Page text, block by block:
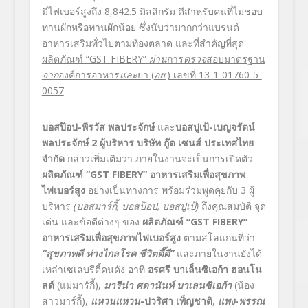
มีไฟเบอร์สูงถึง 8,842.5 มิลลิกรัม ดีสำหรับคนที่ไม่ชอบ
ทานผักหรือทานผักน้อย ซึ่งนับว่ามากกว่าแบรนด์
อาหารเสริมทั่วไปตามท้องตลาด และที่สำคัญที่สุด
ผลิตภัณฑ์ “GST FIBERY” ผ่านการตรวจสอบมาตรฐาน
จากองค์การอาหารและยา (อย.) เลขที่ 13-1-01760-5-
0057
บอสป๊อป-พีรวัส พลประจักษ์ และบอสปูเป้-เบญจรัตน์
พลประจักษ์ 2 ผู้บริหาร บริษัท กู๊ด เซนส์ ประเทศไทย
จำกัด กล่าวเพิ่มเติมว่า ภายในงานจะเป็นการเปิดตัว
ผลิตภัณฑ์ “GST FIBERY” อาหารเสริมเพื่อสุขภาพ
ไฟเบอร์สูงอย่างเป็นทางการ พร้อมร่วมพูดคุยกับ 3 ผู้
บริหาร (บอสมาร์กี้, บอสป๊อป, บอสปูเป้) ถึงคุณสมบัติ จุด
เด่น และข้อดีต่างๆ ของ ผลิตภัณฑ์ “GST FIBERY”
อาหารเสริมเพื่อสุขภาพไฟเบอร์สูง ตามสโลแกนที่ว่า
“สุขภาพดี ห่างไกลโรค ชีวิตดี๊ดี” และภายในงานยังได้
เหล่าเซเลบรีตี้คนดัง อาทิ อรศรี บาเล็นซิเอก้า ฮอนโน
ลด์(แม่มาร์กี้), มารีน่า ศดานันท์ บาเลนซิเอก้า(น้อง
สาวมาร์กี้), แหวนแหวน-ปวริศา เพ็ญชาติ, แพง-พรรณ